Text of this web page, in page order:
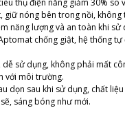
thụ điện năng giảm 30% so
giữ nóng bên trong nồi,
năng lượng và an toàn khi sử
chống giật, hệ thống
dễ sử dụng, không phải mất
với môi trường.
dọn sau khi sử dụng, chất
sáng bóng như mới.